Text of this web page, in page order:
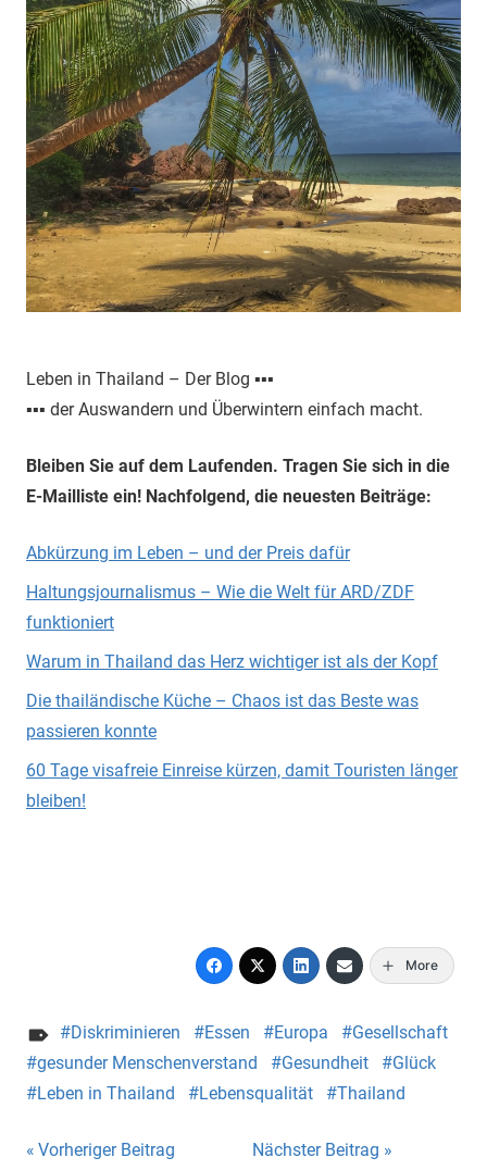
Leben in Thailand – Der Blog ▪▪▪
▪▪▪ der Auswandern und Überwintern einfach macht.
Bleiben Sie auf dem Laufenden. Tragen Sie sich in die
E-Mailliste ein! Nachfolgend, die neuesten Beiträge:
Abkürzung im Leben – und der Preis dafür
Haltungsjournalismus – Wie die Welt für ARD/ZDF
funktioniert
Warum in Thailand das Herz wichtiger ist als der Kopf
Die thailändische Küche – Chaos ist das Beste was
passieren konnte
60 Tage visafreie Einreise kürzen, damit Touristen länger
bleiben!
More
Diskriminieren Essen Europa
Gesellschaft
gesunder Menschenverstand
Gesundheit
Glück
Leben in Thailand
Lebensqualität Thailand
Beitragsnavigation
Vorheriger Beitrag Nächster Beitrag